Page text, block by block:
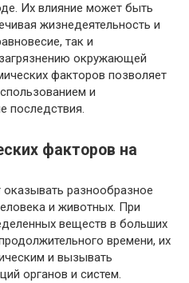
Их влияние может быть
жизнедеятельность и
так и
окружающей
факторов позволяет
и
последствия.
факторов на
разнообразное
и животных. При
веществ в больших
времени, их
и вызывать
органов и систем.